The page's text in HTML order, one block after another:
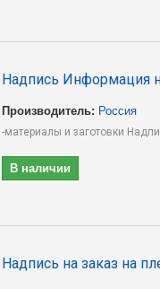
Надпись Информация
Производитель: Россия
-материалы и заготовки
В наличии
Надпись на заказ на